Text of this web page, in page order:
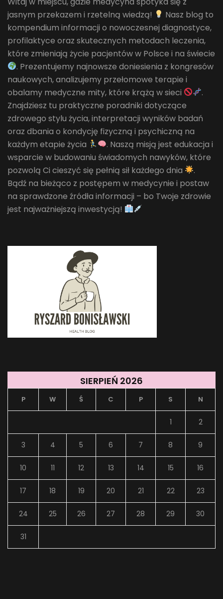
jasnym przekazem i rzetelną wiedzą!
Nasz blog to
kompendium informacji o nowoczesnej diagnostyce,
profilaktyce oraz skutecznych metodach leczenia,
które zmieniają życie pacjentów w Polsce i na świecie
. Prezentujemy najnowsze doniesienia z kongresów
naukowych, analizujemy przełomowe terapie i
obalamy medyczne mity, które krążą w sieci
.
Znajdziesz tu praktyczne poradniki dotyczące
zdrowego stylu życia, interpretacji wyników badań
oraz dbania o kondycję fizyczną i psychiczną na
każdym etapie życia
. Naszą misją jest edukacja i
wsparcie w budowaniu świadomych nawyków, które
pozwolą Ci cieszyć się pełnią sił każdego dnia
.
Bądź na bieżąco z postępem w medycynie i postaw
na sprawdzone źródła informacji – bo Twoje zdrowie
jest najważniejszą inwestycją!
SIERPIEŃ 2026
P W Ś C P S N
1 2
3 4 5 6 7 8 9
10 11 12 13 14 15 16
17 18 19 20 21 22 23
24 25 26 27 28 29 30
31